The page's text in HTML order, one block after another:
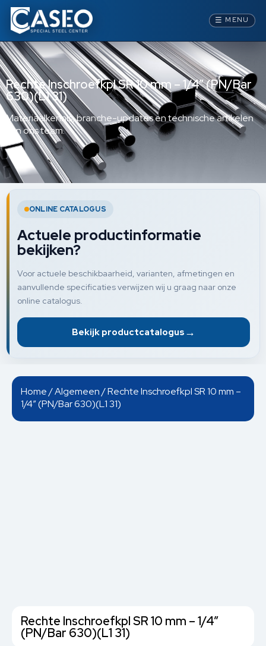
☰ MENU
Rechte Inschroefkpl SR 10 mm – 1/4” (PN/Bar
630)(L1 31)
Materiaalkennis, branche-updates en technische artikelen
van ons team.
ONLINE CATALOGUS
Actuele productinformatie
bekijken?
Voor actuele beschikbaarheid, varianten, afmetingen en
aanvullende specificaties verwijzen wij u graag naar onze
online catalogus.
Bekijk productcatalogus →
Home/Algemeen/ Rechte Inschroefkpl SR 10 mm –
1/4” (PN/Bar 630)(L1 31)
Rechte Inschroefkpl SR 10 mm – 1/4”
(PN/Bar 630)(L1 31)